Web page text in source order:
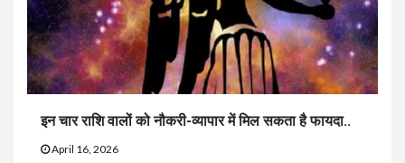
इन चार राशि वालों को नौकरी-व्यापार में मिल सकता है फायदा..
April 16, 2026